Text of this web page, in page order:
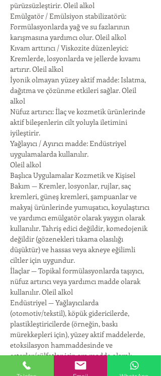
pürüzsüzleştirir. Oleil alkol
Emülgatör / Emülsiyon stabilizatörü:
Formülasyonlarda yağ ve su fazlarının
karışmasına yardımcı olur. Oleil alkol
Kıvam arttırıcı / Viskozite düzenleyici:
Kremlerde, losyonlarda ve jellerde kıvamı
artırır. Oleil alkol
İyonik olmayan yüzey aktif madde: Islatma,
dağıtma ve çözünme etkileri sağlar. Oleil
alkol
Nüfuz artırıcı: İlaç ve kozmetik ürünlerinde
aktif bileşenlerin cilt yoluyla iletimini
iyileştirir.
Yağlayıcı / Ayırıcı madde: Endüstriyel
uygulamalarda kullanılır.
Oleil alkol
Başlıca Uygulamalar Kozmetik ve Kişisel
Bakım — Kremler, losyonlar, rujlar, saç
kremleri, güneş kremleri, şampuanlar ve
makyaj ürünlerinde yumuşatıcı, koyulaştırıcı
ve yardımcı emülgatör olarak yaygın olarak
kullanılır. Tahriş edici değildir, komedojenik
değildir (gözenekleri tıkama olasılığı
düşüktür) ve hassas veya akneye eğilimli
ciltler için uygundur.
İlaçlar — Topikal formülasyonlarda taşıyıcı,
nüfuz artırıcı veya yardımcı madde olarak
kullanılır. Oleil alkol
Endüstriyel — Yağlayıcılarda
(otomotiv/tekstil), köpük gidericilerde,
plastikleştiricilerde (örneğin, baskı
mürekkepleri için), yüzey aktif maddelerde,
etoksilasyon hammaddesinde ve
esterler/sülfatlar için ara madde olarak
kullanılır. Oleil alkol